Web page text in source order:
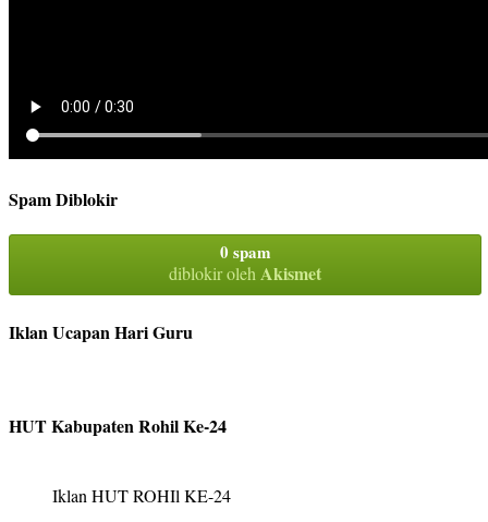
Spam Diblokir
0 spam
diblokir olehAkismet
Iklan Ucapan Hari Guru
HUT Kabupaten Rohil Ke-24
Iklan HUT ROHIl KE-24